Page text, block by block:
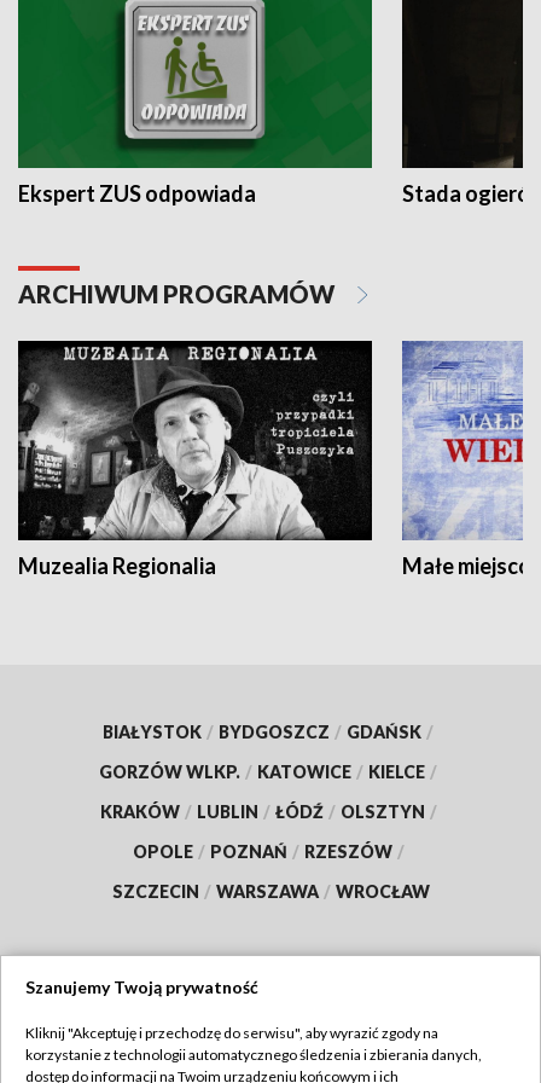
Ekspert ZUS odpowiada Stada
ARCHIWUM PROGRAMÓW
Muzealia Regionalia Małe
BIAŁYSTOK / BYDGOSZCZ / GDAŃSK /
GORZÓW WLKP. / KATOWICE / KIELCE /
KRAKÓW / LUBLIN / ŁÓDŹ / OLSZTYN /
OPOLE / POZNAŃ / RZESZÓW /
SZCZECIN / WARSZAWA / WROCŁAW
TVP
Szanujemy Twoją prywatność
Kliknij "Akceptuję i przechodzę do serwisu", aby wyrazić zgody na
korzystanie z technologii automatycznego śledzenia i zbierania danych,
dostęp do informacji na Twoim urządzeniu końcowym i ich